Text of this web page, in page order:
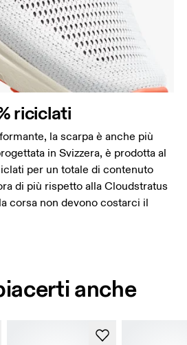
riciclati
la scarpa è anche più
in Svizzera, è prodotta al
per un totale di contenuto
di più rispetto alla Cloudstratus
corsa non devono costarci il
anche